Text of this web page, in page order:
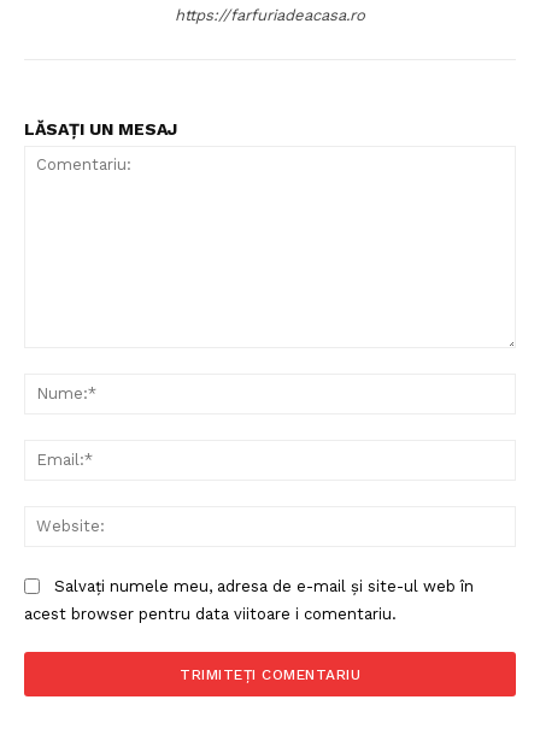
https://farfuriadeacasa.ro
LĂSAȚI UN MESAJ
Salvați numele meu, adresa de e-mail și site-ul web în
acest browser pentru data viitoare i comentariu.